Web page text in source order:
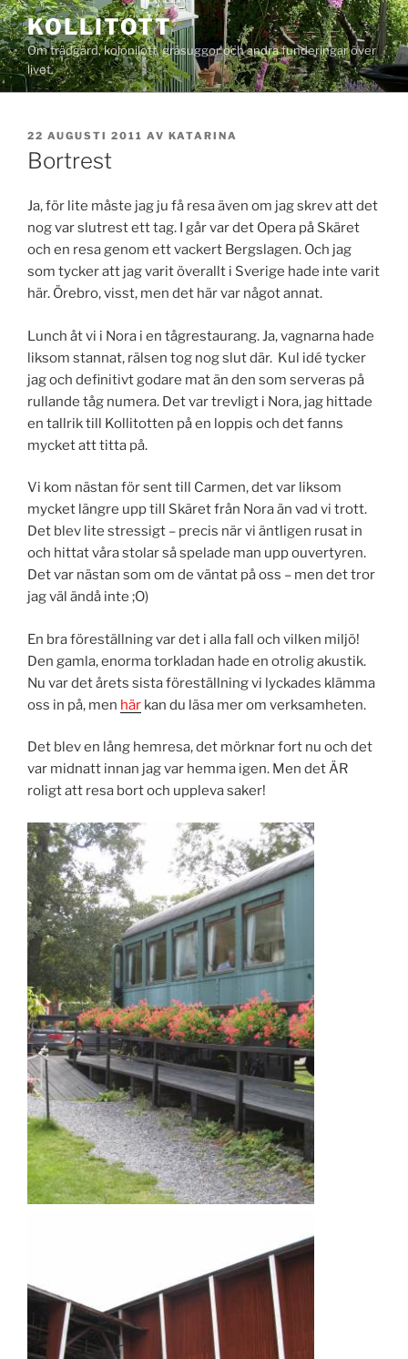
Hoppa
till
innehåll
KOLLITOTT
Om trädgård, kolonilott, gråsuggor och andra funderingar över
livet.
PUBLICERAT
22 AUGUSTI 2011 AV KATARINA
Bortrest
Ja, för lite måste jag ju få resa även om jag skrev att det
nog var slutrest ett tag. I går var det Opera på Skäret
och en resa genom ett vackert Bergslagen. Och jag
som tycker att jag varit överallt i Sverige hade inte varit
här. Örebro, visst, men det här var något annat.
Lunch åt vi i Nora i en tågrestaurang. Ja, vagnarna hade
liksom stannat, rälsen tog nog slut där. Kul idé tycker
jag och definitivt godare mat än den som serveras på
rullande tåg numera. Det var trevligt i Nora, jag hittade
en tallrik till Kollitotten på en loppis och det fanns
mycket att titta på.
Vi kom nästan för sent till Carmen, det var liksom
mycket längre upp till Skäret från Nora än vad vi trott.
Det blev lite stressigt – precis när vi äntligen rusat in
och hittat våra stolar så spelade man upp ouvertyren.
Det var nästan som om de väntat på oss – men det tror
jag väl ändå inte ;O)
En bra föreställning var det i alla fall och vilken miljö!
Den gamla, enorma torkladan hade en otrolig akustik.
Nu var det årets sista föreställning vi lyckades klämma
oss in på, men här kan du läsa mer om verksamheten.
Det blev en lång hemresa, det mörknar fort nu och det
var midnatt innan jag var hemma igen. Men det ÄR
roligt att resa bort och uppleva saker!